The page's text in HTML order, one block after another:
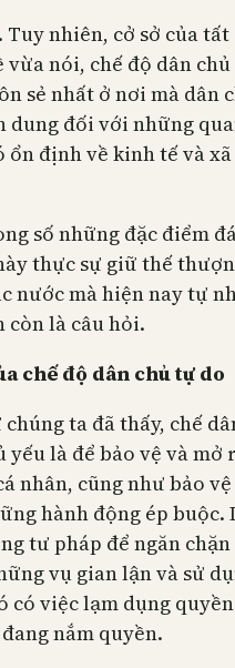
. Tuy nhiên, cở sở của tất
vừa nói, chế độ dân
sẻ nhất ở nơi mà dân
dung đối với những
ổn định về kinh tế và
số những đặc điểm
thực sự giữ thế
nước mà hiện nay tự
còn là câu hỏi.
chế độ dân chủ tự do
chúng ta đã thấy, chế
yếu là để bảo vệ và mở
nhân, cũng như bảo vệ
hành động ép buộc.
tư pháp để ngăn chặn
vụ gian lận và sử
có việc lạm dụng
nắm quyền.